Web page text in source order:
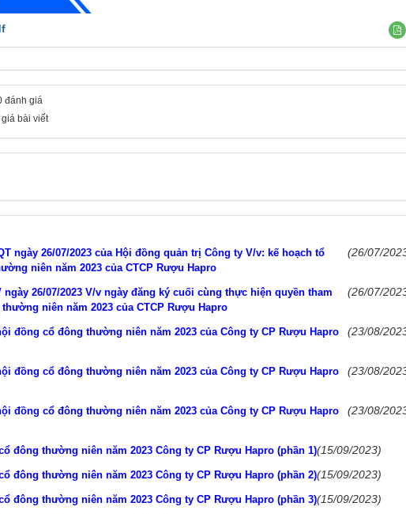
đánh giá
bài viết
ngày 26/07/2023 của Hội đồng quản trị Công ty V/v: kế hoạch tổ
niên năm 2023 của CTCP Rượu Hapro
(26/07/
ngày 26/07/2023 V/v ngày đăng ký cuối cùng thực hiện quyền tham
niên năm 2023 của CTCP Rượu Hapro
(26/07/
đồng cổ đông thường niên năm 2023 của Công ty CP Rượu Hapro
(23/08/
đồng cổ đông thường niên năm 2023 của Công ty CP Rượu Hapro
(23/08/
đồng cổ đông thường niên năm 2023 của Công ty CP Rượu Hapro
(23/08/
đông thường niên năm 2023 Công ty CP Rượu Hapro (phần 1)(15/09/2023)
đông thường niên năm 2023 Công ty CP Rượu Hapro (phần 2)(15/09/2023)
đông thường niên năm 2023 Công ty CP Rượu Hapro (phần 3)(15/09/2023)